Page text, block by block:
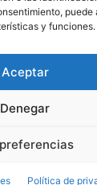
puede
y funciones.
Aceptar
Denegar
Política de
y otros
US